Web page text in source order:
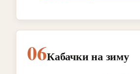
06Кабачки на зиму